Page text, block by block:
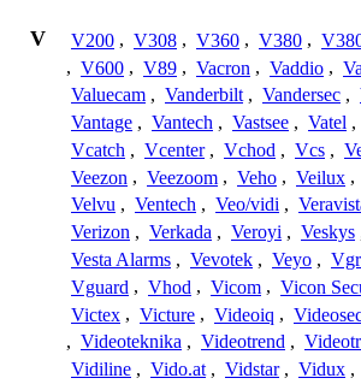
V V200 , V308 , V360 , V380 ,
, V600 , V89 , Vacron , Vaddio ,
Valuecam , Vanderbilt , Vandersec ,
Vantage , Vantech , Vastsee , Vatel ,
Vcatch , Vcenter , Vchod , Vcs ,
Veezon , Veezoom , Veho , Veilux ,
Velvu , Ventech , Veo/vidi ,
Verizon , Verkada , Veroyi , Veskys
Vesta Alarms , Vevotek , Veyo ,
Vguard , Vhod , Vicom , Vicon
Victex , Victure , Videoiq ,
, Videoteknika , Videotrend ,
Vidiline , Vido.at , Vidstar , Vidux ,